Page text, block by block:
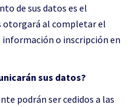
de sus datos es el
otorgará al completar el
o inscripción en
sus datos?
podrán ser cedidos a las